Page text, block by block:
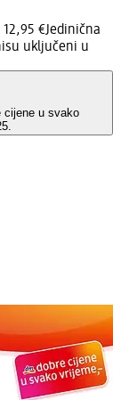
€Jedinična
uključeni u
cijene u svako